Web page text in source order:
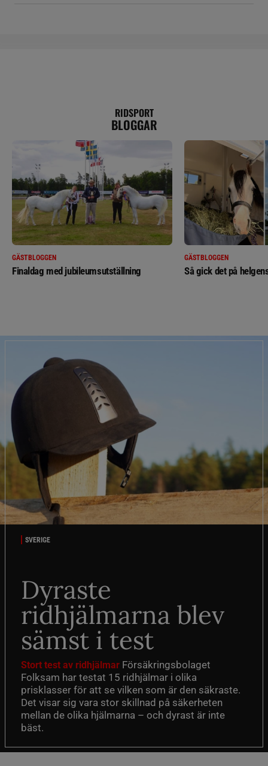
RIDSPORT
BLOGGAR
GÄSTBLOGGEN
Finaldag med jubileumsutställning
GÄSTBLOGGEN
Så gick det på
SVERIGE
Dyraste
ridhjälmarna blev
sämst i test
Stort test av ridhjälmar Försäkringsbolaget
Folksam har testat 15 ridhjälmar i olika
prisklasser för att se vilken som är den säkraste.
Det visar sig vara stor skillnad på säkerheten
mellan de olika hjälmarna – och dyrast är inte
bäst.